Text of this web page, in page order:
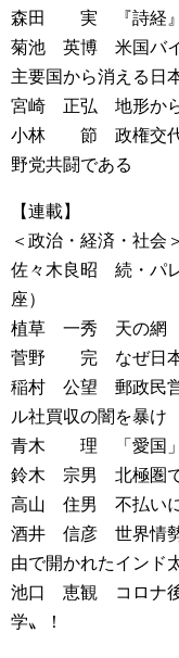
森田 実 『詩経』
菊池 英博 米国バイ
主要国から消える日
宮崎 正弘 地形から
小林 節 政権交代
野党共闘である
【連載】
＜政治・経済・社会＞
佐々木良昭 続・パ
座）
植草 一秀 天の網
菅野 完 なぜ日本
稲村 公望 郵政民
ル社買収の闇を暴け
青木 理 「愛国」
鈴木 宗男 北極圏で
高山 住男 不払い
酒井 信彦 世界情勢
由で開かれたインド
池口 恵観 コロナ後
学〟！